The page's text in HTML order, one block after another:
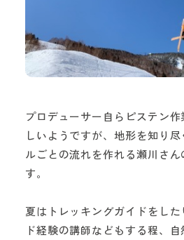
プロデューサー自らピステン
しいようですが、地形を知り
ルごとの流れを作れる瀬川さ
す。
夏はトレッキングガイドをし
ド経験の講師などもする程、